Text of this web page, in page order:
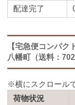
配達完了
【宅急便コンパ
八幡町（送料：702
荷物状況